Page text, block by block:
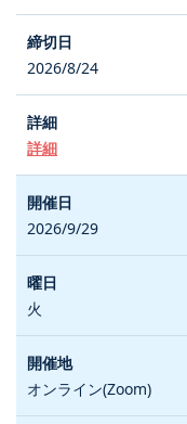
2026/8/24
詳細
2026/9/29
火
オンライン(Zoom)